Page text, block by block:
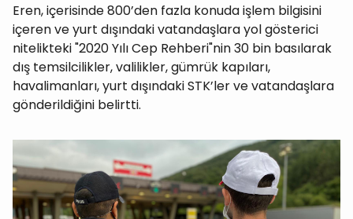
Eren, içerisinde 800’den fazla konuda işlem bilgisini
içeren ve yurt dışındaki vatandaşlara yol gösterici
nitelikteki "2020 Yılı Cep Rehberi"nin 30 bin basılarak
dış temsilcilikler, valilikler, gümrük kapıları,
havalimanları, yurt dışındaki STK’ler ve vatandaşlara
gönderildiğini belirtti.